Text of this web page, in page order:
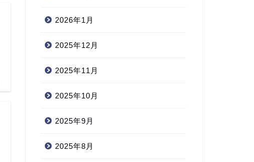
2026年1月
2025年12月
2025年11月
2025年10月
2025年9月
2025年8月